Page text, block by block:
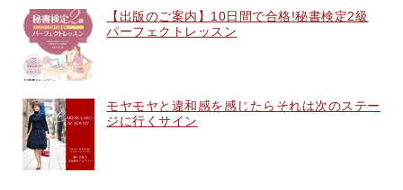
【出版のご案内】10日間で合格!秘書検定2級
パーフェクトレッスン
モヤモヤと違和感を感じたらそれは次のステー
ジに行くサイン